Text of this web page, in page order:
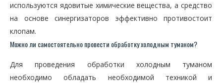
используются ядовитые химические вещества, а средство
на основе синергизаторов эффективно противостоит
клопам.
Можно ли самостоятельно провести обработку холодным туманом?
Для проведения обработки холодным туманом
необходимо обладать необходимой техникой и